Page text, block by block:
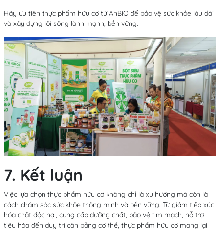
Hãy ưu tiên thực phẩm hữu cơ từ AnBiO để bảo vệ sức khỏe lâu dài
và xây dựng lối sống lành mạnh, bền vững.
7. Kết luận
Việc lựa chọn thực phẩm hữu cơkhông chỉ là xu hướng mà còn là
cách chăm sóc sức khỏe thông minh và bền vững. Từgiảm tiếp xúc
hóa chất độc hại, cung cấp dưỡng chất, bảo vệ tim mạch, hỗ trợ
tiêu hóa đến duy trì cân bằng cơ thể, thực phẩm hữu cơ mang lại